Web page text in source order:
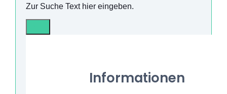
Zur Suche Text hier eingeben.
Informationen